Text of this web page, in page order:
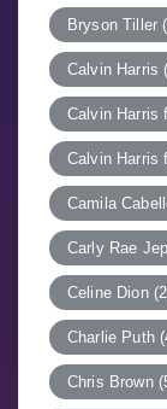
Bryson Tiller
Calvin Harris
Calvin Harris
Calvin Harris
Camila
Carly Rae
Celine Dion
Charlie Puth
Chris Brown